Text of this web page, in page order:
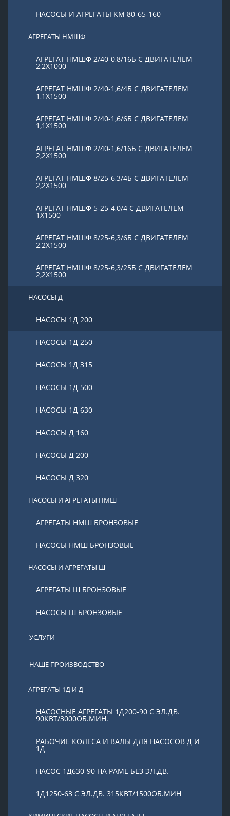
НАСОСЫ И АГРЕГАТЫ КМ 80-65-160
АГРЕГАТЫ НМШФ
АГРЕГАТ НМШФ 2/40-0,8/16Б С ДВИГАТЕЛЕМ
2,2Х1000
АГРЕГАТ НМШФ 2/40-1,6/4Б С ДВИГАТЕЛЕМ
1,1Х1500
АГРЕГАТ НМШФ 2/40-1,6/6Б С ДВИГАТЕЛЕМ
1,1Х1500
АГРЕГАТ НМШФ 2/40-1,6/16Б С ДВИГАТЕЛЕМ
2,2Х1500
АГРЕГАТ НМШФ 8/25-6,3/4Б С ДВИГАТЕЛЕМ
2,2Х1500
АГРЕГАТ НМШФ 5-25-4,0/4 С ДВИГАТЕЛЕМ
1Х1500
АГРЕГАТ НМШФ 8/25-6,3/6Б С ДВИГАТЕЛЕМ
2,2Х1500
АГРЕГАТ НМШФ 8/25-6,3/25Б С ДВИГАТЕЛЕМ
2,2Х1500
НАСОСЫ Д
НАСОСЫ 1Д 200
НАСОСЫ 1Д 250
НАСОСЫ 1Д 315
НАСОСЫ 1Д 500
НАСОСЫ 1Д 630
НАСОСЫ Д 160
НАСОСЫ Д 200
НАСОСЫ Д 320
НАСОСЫ И АГРЕГАТЫ НМШ
АГРЕГАТЫ НМШ БРОНЗОВЫЕ
НАСОСЫ НМШ БРОНЗОВЫЕ
НАСОСЫ И АГРЕГАТЫ Ш
АГРЕГАТЫ Ш БРОНЗОВЫЕ
НАСОСЫ Ш БРОНЗОВЫЕ
УСЛУГИ
НАШЕ ПРОИЗВОДСТВО
АГРЕГАТЫ 1Д И Д
НАСОСНЫЕ АГРЕГАТЫ 1Д200-90 С ЭЛ.ДВ.
90КВТ/3000ОБ.МИН.
РАБОЧИЕ КОЛЕСА И ВАЛЫ ДЛЯ НАСОСОВ Д И
1Д
НАСОС 1Д630-90 НА РАМЕ БЕЗ ЭЛ.ДВ.
1Д1250-63 С ЭЛ.ДВ. 315КВТ/1500ОБ.МИН